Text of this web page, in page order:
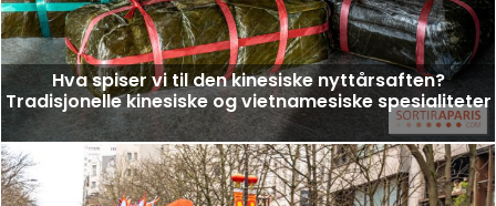
Hva spiser vi til den kinesiske nyttårsaften?
Tradisjonelle kinesiske og vietnamesiske spesialiteter